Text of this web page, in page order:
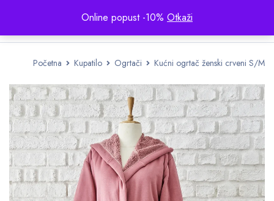
Online popust -10% Otkaži
Početna Kupatilo Ogrtači Kućni ogrtač ženski crveni S/M